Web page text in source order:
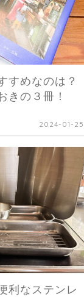
すめなのは？
きの３冊！
2024-01-25
利なステンレ